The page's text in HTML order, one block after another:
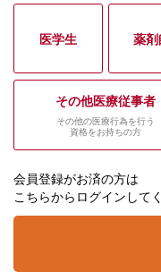
医学生 薬
その他医療従事者
その他の医療行為を行う
資格をお持ちの方
会員登録がお済の方は
こちらからログインして